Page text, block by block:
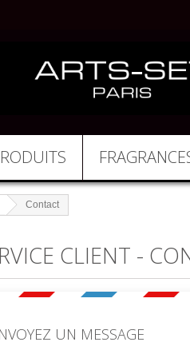
Contact
CLIENT -
UN MESSAGE